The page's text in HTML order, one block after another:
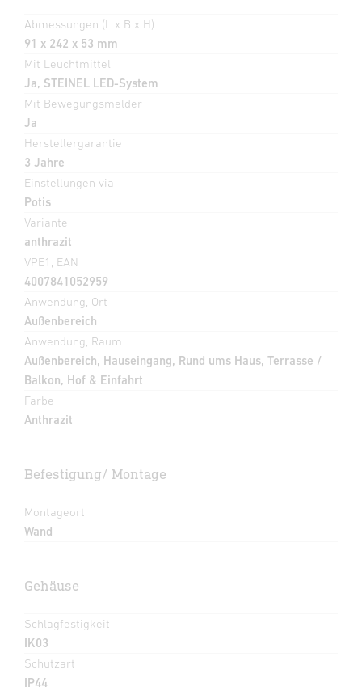
Abmessungen (L x B x H)
91 x 242 x 53 mm
Mit Leuchtmittel
Ja, STEINEL LED-System
Mit Bewegungsmelder
Ja
Herstellergarantie
3 Jahre
Einstellungen via
Potis
Variante
anthrazit
VPE1, EAN
4007841052959
Anwendung, Ort
Außenbereich
Anwendung, Raum
Außenbereich, Hauseingang, Rund ums Haus, Terrasse /
Balkon, Hof & Einfahrt
Farbe
Anthrazit
Befestigung/ Montage
Montageort
Wand
Gehäuse
Schlagfestigkeit
IK03
Schutzart
IP44